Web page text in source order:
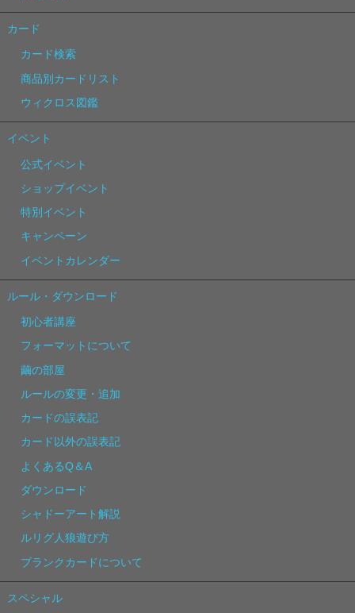
カード
カード検索
商品別カードリスト
ウィクロス図鑑
イベント
公式イベント
ショップイベント
特別イベント
キャンペーン
イベントカレンダー
ルール・ダウンロード
初心者講座
フォーマットについて
繭の部屋
ルールの変更・追加
カードの誤表記
カード以外の誤表記
よくあるQ＆A
ダウンロード
シャドーアート解説
ルリグ人狼遊び方
ブランクカードについて
スペシャル